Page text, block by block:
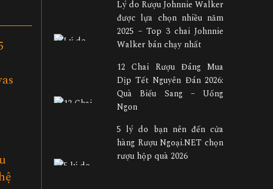
Lý do Rượu Johnnie Walker
được lựa chọn nhiều năm
2025 – Top 3 chai Johnnie
Walker bán chạy nhất
12 Chai Rượu Đáng Mua
Dịp Tết Nguyên Đán 2026:
Quà Biếu Sang – Uống
Ngon
5 lý do bạn nên đến cửa
hàng Rượu Ngoại.NET chọn
rượu hộp quà 2026